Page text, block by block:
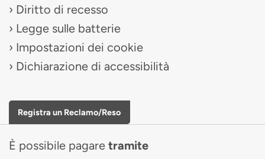
Diritto di recesso
Legge sulle batterie
Impostazioni dei cookie
Dichiarazione di accessibilità
Registra un Reclamo/Reso
È possibile pagare tramite